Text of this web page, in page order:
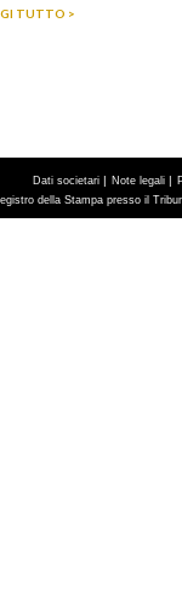
TUTTO >
Dati societari Note legali
della Stampa presso il